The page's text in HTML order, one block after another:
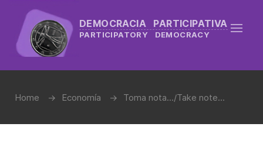
DEMOCRACIA PARTICIPATIVA
PARTICIPATORY DEMOCRACY
Home Economía Toma nota.../Take note...